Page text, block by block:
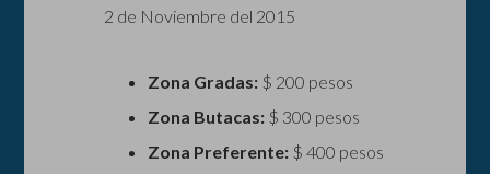
2 de Noviembre del 2015
Zona Gradas: $ 200 pesos
Zona Butacas: $ 300 pesos
Zona Preferente: $ 400 pesos